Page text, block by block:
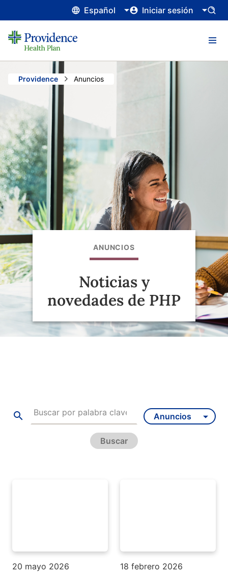
Español Iniciar sesión
Providence Current:
Anuncios
ANUNCIOS
Noticias y
novedades de PHP
Buscar
20 mayo 2026
18 febrero 2026